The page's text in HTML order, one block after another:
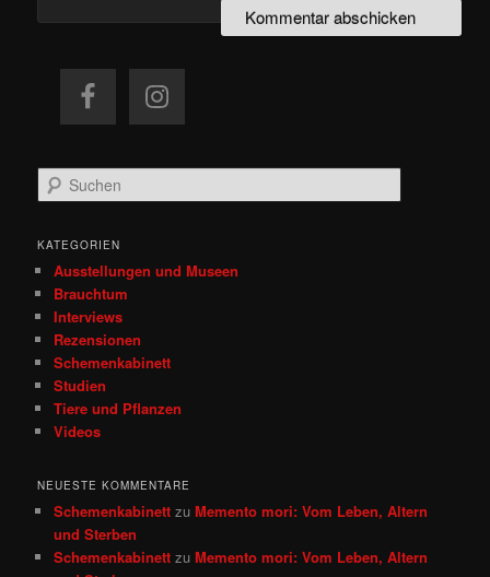
u
h
KATEGORIEN
Ausstellungen und Museen
Brauchtum
Interviews
Rezensionen
Schemenkabinett
Studien
Tiere und Pflanzen
Videos
NEUESTE KOMMENTARE
Schemenkabinett zuMemento mori: Vom Leben, Altern
und Sterben
Schemenkabinett zuMemento mori: Vom Leben, Altern